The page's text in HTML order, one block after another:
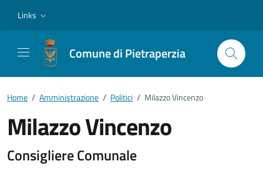
Links
Comune di Pietraperzia
Home / Amministrazione / Politici / Milazzo Vincenzo
Milazzo Vincenzo
Dettagli della persona
Consigliere Comunale